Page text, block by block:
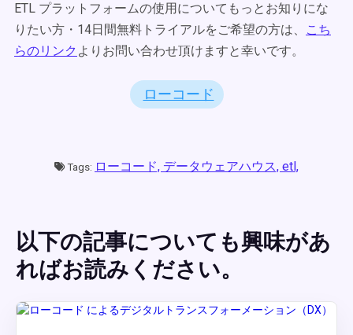
ETL プラットフォームの使用についてもっとお知りにな
りたい方・14日間無料トライアルをご希望の方は、
こち
らのリンク よりお問い合わせ頂けますと幸いです。
ローコード
Tags: ローコード, データウェアハウス, etl,
以下の記事についても興味があ
ればお読みください。